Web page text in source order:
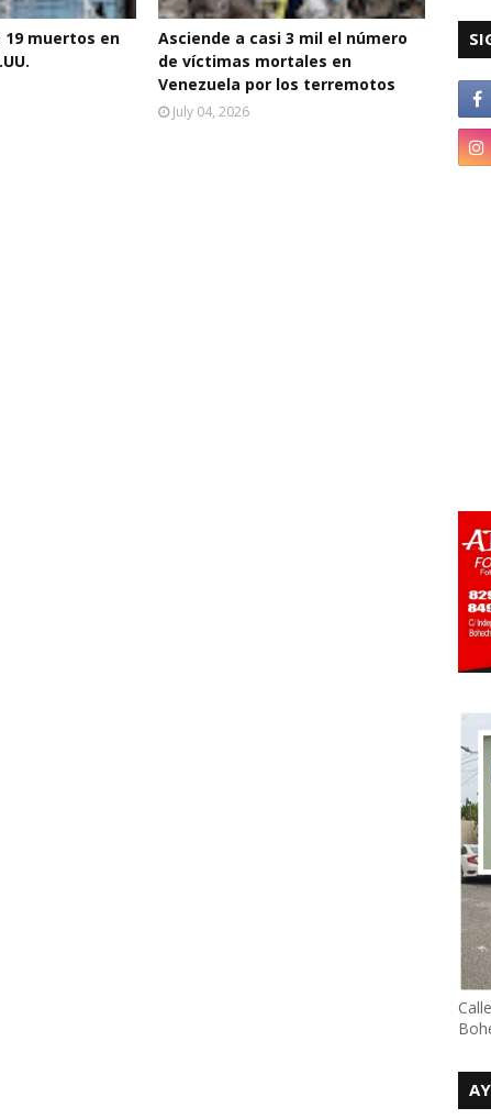
19 muertos en
Asciende a casi 3 mil el número
de víctimas mortales en
Venezuela por los terremotos
July 04, 2026